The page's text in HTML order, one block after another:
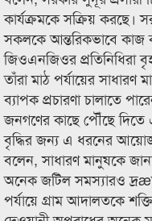
কার্যক্রমকে সক্রিয় করছে।
সকলকে আন্তরিকভাবে কাজ
জিওএনজিওর প্রতিনিধিরা
তাঁরা মাঠ পর্যায়ের সাধারণ
ব্যাপক প্রচারণা চালাতে
জনগণের কাছে পৌঁছে দিতে
বৃদ্ধির জন্য এ ধরনের
বলেন, সাধারণ মানুষকে
অনেক জটিল সমস্যারও
পর্যায়ে গ্রাম আদালতকে